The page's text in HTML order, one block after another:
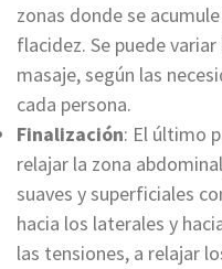
zonas donde se
flacidez. Se puede
masaje, según las
cada persona.
Finalización: El último
relajar la zona
suaves y superficiales
hacia los laterales y
las tensiones, a relajar